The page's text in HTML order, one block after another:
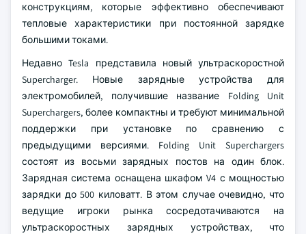
конструкциям, которые эффективно обеспечивают
тепловые характеристики при постоянной зарядке
большими токами.
Недавно Tesla представила новый ультраскоростной
Supercharger. Новые зарядные устройства для
электромобилей, получившие название Folding Unit
Superchargers, более компактны и требуют минимальной
поддержки при установке по сравнению с
предыдущими версиями. Folding Unit Superchargers
состоят из восьми зарядных постов на один блок.
Зарядная система оснащена шкафом V4 с мощностью
зарядки до 500 киловатт. В этом случае очевидно, что
ведущие игроки рынка сосредотачиваются на
ультраскоростных зарядных устройствах, что